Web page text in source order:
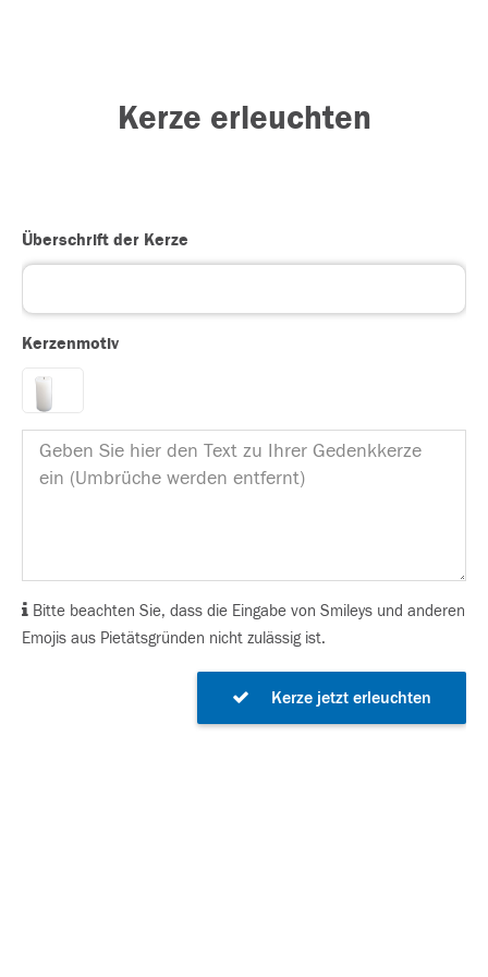
Kerze erleuchten
Überschrift der Kerze
Kerzenmotiv
Bitte beachten Sie, dass die Eingabe von Smileys und anderen
Emojis aus Pietätsgründen nicht zulässig ist.
Kerze jetzt erleuchten